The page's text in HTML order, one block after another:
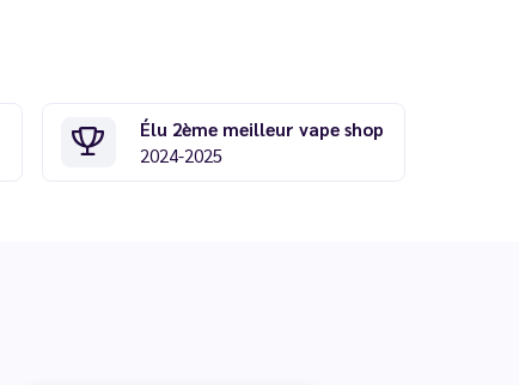
Élu 2ème meilleur vape shop
2024-2025